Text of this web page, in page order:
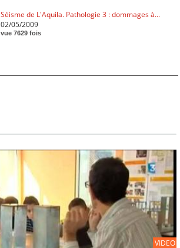
Séisme de L'Aquila. Pathologie 3 : dommages à...
02/05/2009
vue 7629 fois
VIDEO